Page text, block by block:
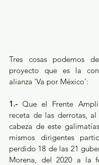
Tres cosas podemos
proyecto que es la
alianza ‘Va por México’:
1.- Que el Frente
receta de las derrotas,
cabeza de este
mismos dirigentes
perdido 18 de las 21
Morena, del 2020 a la